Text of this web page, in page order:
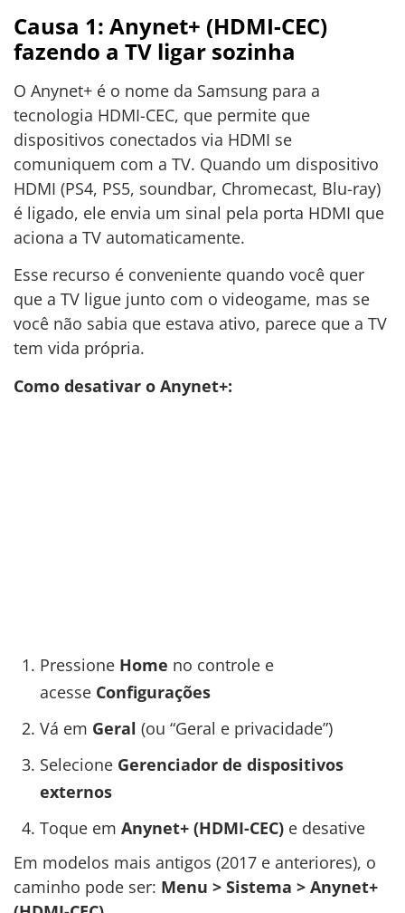
Causa 1: Anynet+ (HDMI-CEC)
fazendo a TV ligar sozinha
O Anynet+ é o nome da Samsung para a
tecnologia HDMI-CEC, que permite que
dispositivos conectados via HDMI se
comuniquem com a TV. Quando um dispositivo
HDMI (PS4, PS5, soundbar, Chromecast, Blu-ray)
é ligado, ele envia um sinal pela porta HDMI que
aciona a TV automaticamente.
Esse recurso é conveniente quando você quer
que a TV ligue junto com o videogame, mas se
você não sabia que estava ativo, parece que a TV
tem vida própria.
Como desativar o Anynet+:
Pressione Home no controle e
acesse Configurações
Vá em Geral (ou “Geral e privacidade”)
Selecione Gerenciador de dispositivos
externos
Toque em Anynet+ (HDMI-CEC)e desative
Em modelos mais antigos (2017 e anteriores), o
caminho pode ser: Menu > Sistema > Anynet+